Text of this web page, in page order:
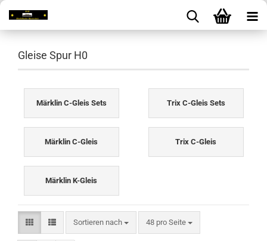
Gleise Spur H0
Märklin C-Gleis Sets Trix C-Gleis Sets
Märklin C-Gleis Trix C-Gleis
Märklin K-Gleis
Sortieren nach
Sortieren nach 48 pro Seite
pro Seite